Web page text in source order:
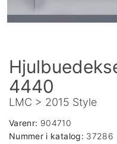
4440
LMC > 2015 Style
Varenr: 904710
Nummer i katalog: 37286